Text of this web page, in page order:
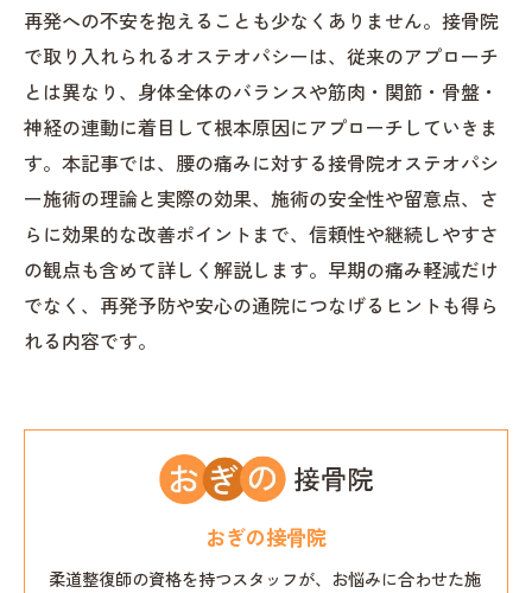
再発への不安を抱えることも少なくありません。接骨院
で取り入れられるオステオパシーは、従来のアプローチ
とは異なり、身体全体のバランスや筋肉・関節・骨盤・
神経の連動に着目して根本原因にアプローチしていきま
す。本記事では、腰の痛みに対する接骨院オステオパシ
ー施術の理論と実際の効果、施術の安全性や留意点、さ
らに効果的な改善ポイントまで、信頼性や継続しやすさ
の観点も含めて詳しく解説します。早期の痛み軽減だけ
でなく、再発予防や安心の通院につなげるヒントも得ら
れる内容です。
おぎの接骨院
柔道整復師の資格を持つスタッフが、お悩みに合わせた施